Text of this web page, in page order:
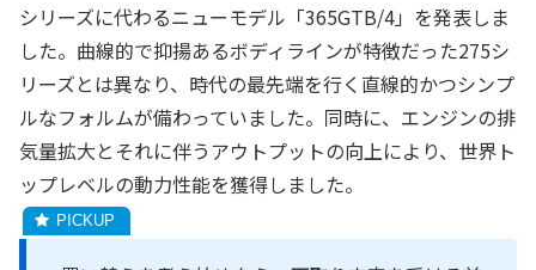
シリーズに代わるニューモデル「365GTB/4」を発表しま
した。曲線的で抑揚あるボディラインが特徴だった275シ
リーズとは異なり、時代の最先端を行く直線的かつシンプ
ルなフォルムが備わっていました。同時に、エンジンの排
気量拡大とそれに伴うアウトプットの向上により、世界ト
ップレベルの動力性能を獲得しました。